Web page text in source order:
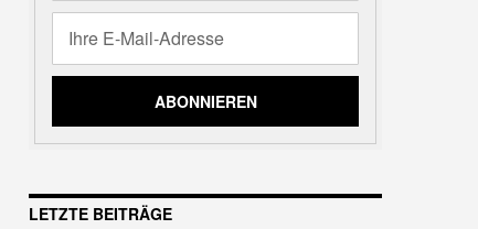
LETZTE BEITRÄGE